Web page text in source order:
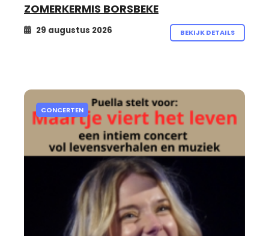
ZOMERKERMIS BORSBEKE
29 augustus 2026 BEKIJK DETAILS
CONCERTEN